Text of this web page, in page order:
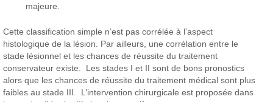
majeure.
Cette classification simple n’est pas corrélée à l’aspect
histologique de la lésion. Par ailleurs, une corrélation entre le
stade lésionnel et les chances de réussite du traitement
conservateur existe. Les stades I et II sont de bons pronostics
alors que les chances de réussite du traitement médical sont plus
faibles au stade III. L’intervention chirurgicale est proposée dans